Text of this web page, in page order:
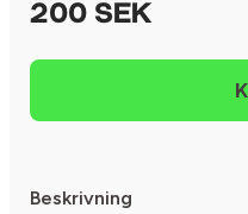
200 SEK
Beskrivning